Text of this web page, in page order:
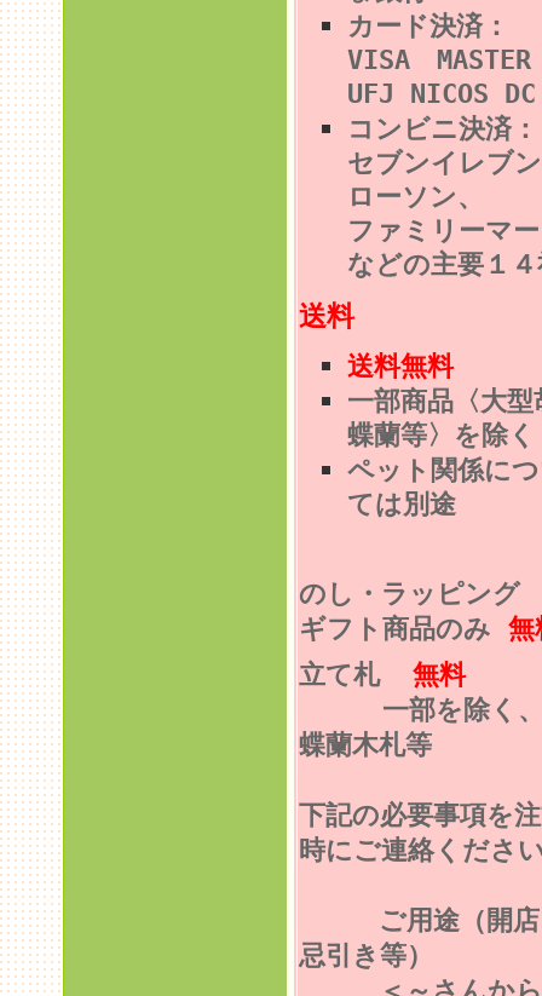
カード決済：
VISA
UFJ NICOS DC
コンビニ決済
セブンイレブ
ローソン、
ファミリーマ
などの主要１
送料
送料無料
一部商品〈大型
蝶蘭等〉を除く
ペット関係に
ては別途
のし・ラッピン
ギフト商品のみ 無
立て札
無料
一部を除く
蝶蘭木札等
下記の必要事項を
時にご連絡くださ
ご用途（開店
忌引き等）